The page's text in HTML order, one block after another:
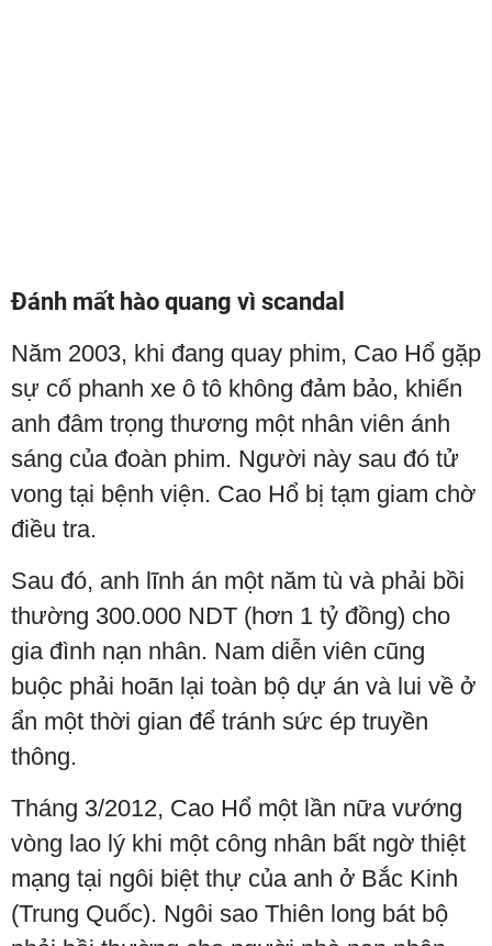
Đánh mất hào quang vì scandal
Năm 2003, khi đang quay phim, Cao Hổ gặp
sự cố phanh xe ô tô không đảm bảo, khiến
anh đâm trọng thương một nhân viên ánh
sáng của đoàn phim. Người này sau đó tử
vong tại bệnh viện. Cao Hổ bị tạm giam chờ
điều tra.
Sau đó, anh lĩnh án một năm tù và phải bồi
thường 300.000 NDT (hơn 1 tỷ đồng) cho
gia đình nạn nhân. Nam diễn viên cũng
buộc phải hoãn lại toàn bộ dự án và lui về ở
ẩn một thời gian để tránh sức ép truyền
thông.
Tháng 3/2012, Cao Hổ một lần nữa vướng
vòng lao lý khi một công nhân bất ngờ thiệt
mạng tại ngôi biệt thự của anh ở Bắc Kinh
(Trung Quốc). Ngôi sao Thiên long bát bộ